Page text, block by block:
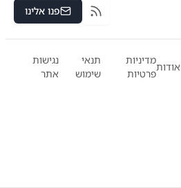
RSS פנו אלינו
אודות
מדיניות
פרטיות
תנאי
שימוש
נגישות
אתר